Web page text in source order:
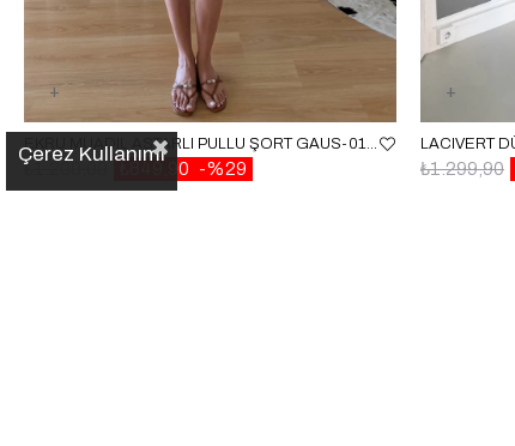
EKRU MUADIL ASTARLI PULLU ŞORT GAUS-01651
%29
₺849,90
₺1.200,00 ₺1.299,90
Çerez Kullanımı